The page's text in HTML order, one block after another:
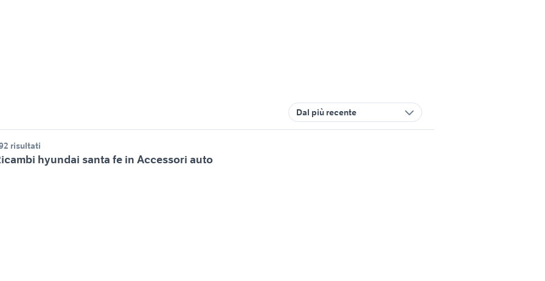
Dal più recente
risultati
hyundai santa fe in Accessori auto